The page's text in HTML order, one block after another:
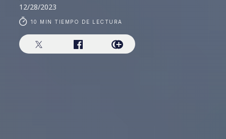
12/28/2023
10 MIN TIEMPO DE LECTURA